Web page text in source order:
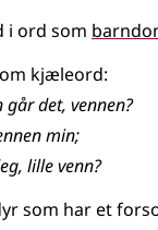
i ord som
kjæleord:
går det, vennen?
min;
lille venn?
som har et